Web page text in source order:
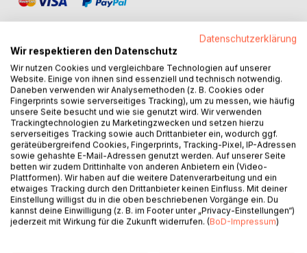
BESCHREIBUNG
Anina Toskani erzählt mitreißend von den Erfahrungen mit
Braco's heilendem Blick und Queen Mum Deli's Alzheimer
Dämonen. Seit Jahren quält Deli ein Ohrwurm, der sie zum
Selbstmord treiben will. Sie grübelt, wie sie sterben könnte,
doch sie kann nicht! Auf der alten, grünen Couch treiben
die Dämonen ihr Unwesen und, wenn sie Hunger auf
negative Emotionen verspüren, nimmt das Unglück seinen
Lauf.
Datenschutzerklärung
Wir respektieren den Datenschutz
Wir nutzen Cookies und vergleichbare Technologien auf unserer
Website. Einige von ihnen sind essenziell und technisch notwendig.
Daneben verwenden wir Analysemethoden (z. B. Cookies oder
Fingerprints sowie serverseitiges Tracking), um zu messen, wie häufig
unsere Seite besucht und wie sie genutzt wird. Wir verwenden
Trackingtechnologien zu Marketingzwecken und setzen hierzu
serverseitiges Tracking sowie auch Drittanbieter ein, wodurch ggf.
geräteübergreifend Cookies, Fingerprints, Tracking-Pixel, IP-Adressen
sowie gehashte E-Mail-Adressen genutzt werden. Auf unserer Seite
betten wir zudem Drittinhalte von anderen Anbietern ein (Video-
Plattformen). Wir haben auf die weitere Datenverarbeitung und ein
etwaiges Tracking durch den Drittanbieter keinen Einfluss. Mit deiner
Einstellung willigst du in die oben beschriebenen Vorgänge ein. Du
kannst deine Einwilligung (z. B. im Footer unter „Privacy-Einstellungen“)
jederzeit mit Wirkung für die Zukunft widerrufen. (BoD-Impressum)